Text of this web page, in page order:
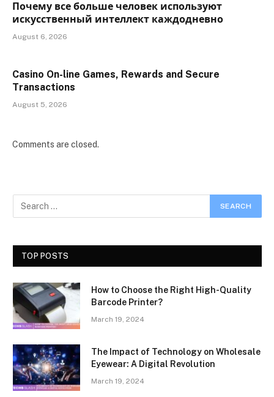
Почему все больше человек используют
искусственный интеллект каждодневно
August 6, 2026
Casino On-line Games, Rewards and Secure
Transactions
August 5, 2026
Comments are closed.
TOP POSTS
How to Choose the Right High-Quality
Barcode Printer?
March 19, 2024
The Impact of Technology on Wholesale
Eyewear: A Digital Revolution
March 19, 2024